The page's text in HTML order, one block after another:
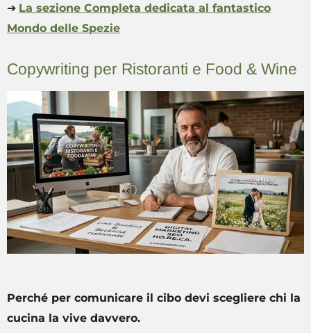
➔ La sezione Completa dedicata al fantastico
Mondo delle Spezie
Copywriting per Ristoranti e Food & Wine
Perché per comunicare il cibo devi scegliere chi la
cucina la vive davvero.